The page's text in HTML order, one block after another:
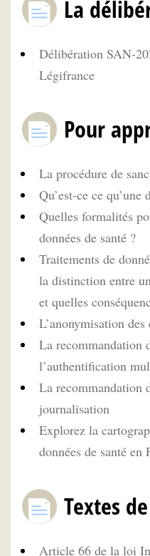
La
Délibération SAN-
Légifrance
Pour
La procédure de
Qu’est-ce ce qu’une
Quelles formalités
données de santé ?
Traitements de
la distinction entre
et quelles
L’anonymisation
La recommandation
l’authentification
La recommandation
journalisation
Explorez la
données de santé en
Textes
Article 66 de la loi